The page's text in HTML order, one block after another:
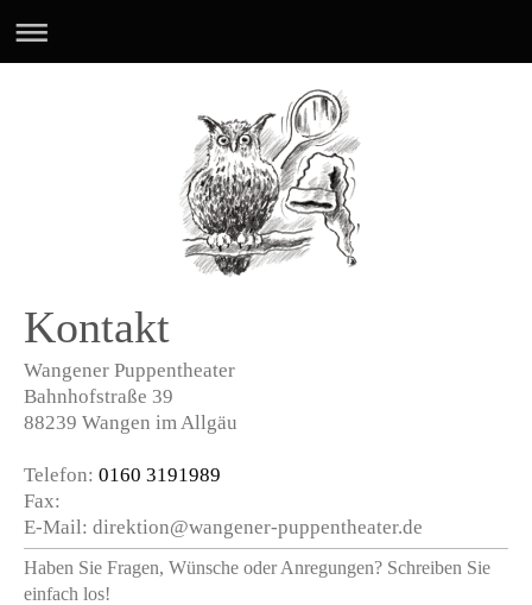
Kontakt
Wangener Puppentheater
Bahnhofstraße 39
88239 Wangen im Allgäu
Telefon: 0160 3191989
Fax:
E-Mail: direktion@wangener-puppentheater.de
Haben Sie Fragen, Wünsche oder Anregungen? Schreiben Sie
einfach los!